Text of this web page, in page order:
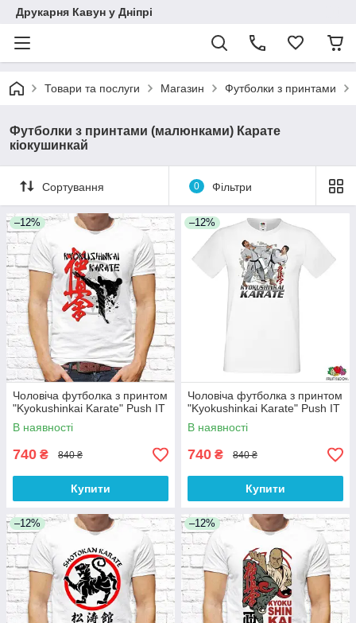
Друкарня Кавун у Дніпрі
Товари та послуги Магазин Футболки з принтами
Футболки з принтами (малюнками) Карате
кіокушинкай
Сортування 0 Фільтри
–12%
Чоловіча футболка з принтом
"Kyokushinkai Karate" Push IT
В наявності
740 ₴ 840 ₴
Купити
–12%
Чоловіча футболка з принтом
"Kyokushinkai Karate" Push IT
В наявності
740 ₴ 840 ₴
Купити
–12% –12%